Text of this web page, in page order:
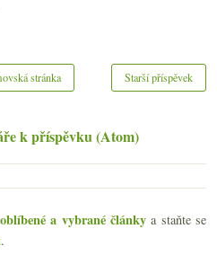
Starší příspěvek
stránka
k příspěvku (Atom)
oblíbené a vybrané články a staňte se
.